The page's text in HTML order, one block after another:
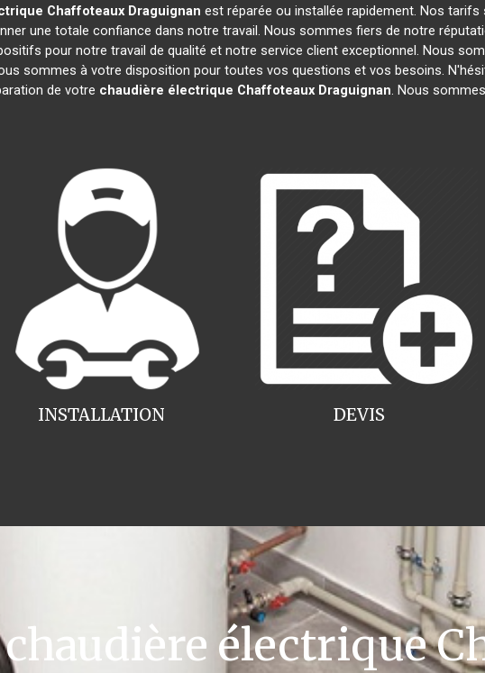
Chaffoteaux Draguignan est réparée ou installée rapidement. Nos
une totale confiance dans notre travail. Nous sommes fiers de notre
pour notre travail de qualité et notre service client exceptionnel. Nous
sommes à votre disposition pour toutes vos questions et vos besoins.
de votre chaudière électrique Chaffoteaux Draguignan. Nous
INSTALLATION DEVIS
chaudière électrique